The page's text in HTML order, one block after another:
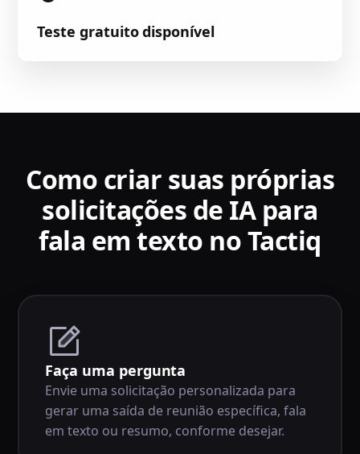
Teste gratuito disponível
Como criar suas próprias
solicitações de IA para
fala em texto no Tactiq
Faça uma pergunta
Envie uma solicitação personalizada para
gerar uma saída de reunião específica, fala
em texto ou resumo, conforme desejar.